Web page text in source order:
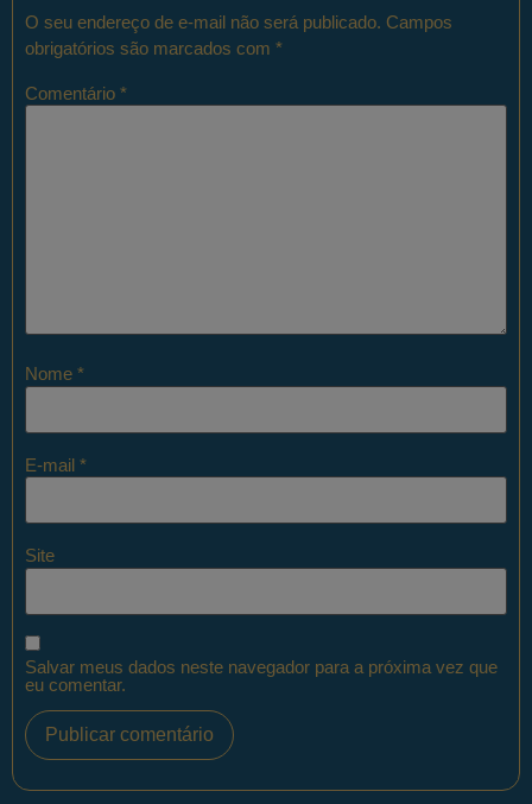
O seu endereço de e-mail não será publicado. Campos
obrigatórios são marcados com *
Comentário *
Nome *
E-mail *
Site
Salvar meus dados neste navegador para a próxima vez que
eu comentar.